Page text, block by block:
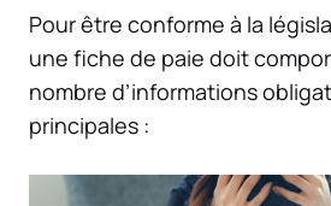
Pour être conforme à la
une fiche de paie doit
nombre d’informations
principales :